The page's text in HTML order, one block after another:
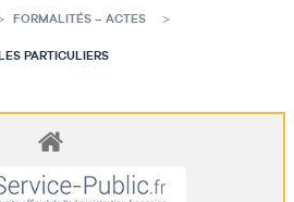
FORMALITÉS – ACTES
PARTICULIERS